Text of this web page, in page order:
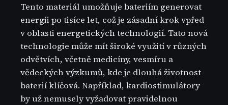
Tento materiál umožňuje bateriím generovat
energii po tisíce let, což je zásadní krok vpřed
v oblasti energetických technologií. Tato nová
technologie může mít široké využití v různých
odvětvích, včetně medicíny, vesmíru a
vědeckých výzkumů, kde je dlouhá životnost
baterií klíčová. Například, kardiostimulátory
by už nemusely vyžadovat pravidelnou